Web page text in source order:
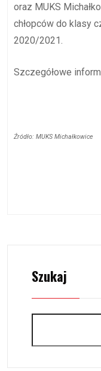
oraz MUKS
chłopców do klasy
2020/2021.
Szczegółowe
Źródło: MUKS Michałkowice
Szukaj